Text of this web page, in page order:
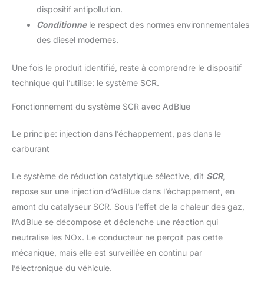
dispositif antipollution.
Conditionnele respect des normes environnementales
des diesel modernes.
Une fois le produit identifié, reste à comprendre le dispositif
technique qui l’utilise: le système SCR.
Fonctionnement du système SCR avec AdBlue
Le principe: injection dans l’échappement, pas dans le
carburant
Le système de réduction catalytique sélective, dit SCR,
repose sur une injection d’AdBlue dans l’échappement, en
amont du catalyseur SCR. Sous l’effet de la chaleur des gaz,
l’AdBlue se décompose et déclenche une réaction qui
neutralise les NOx. Le conducteur ne perçoit pas cette
mécanique, mais elle est surveillée en continu par
l’électronique du véhicule.